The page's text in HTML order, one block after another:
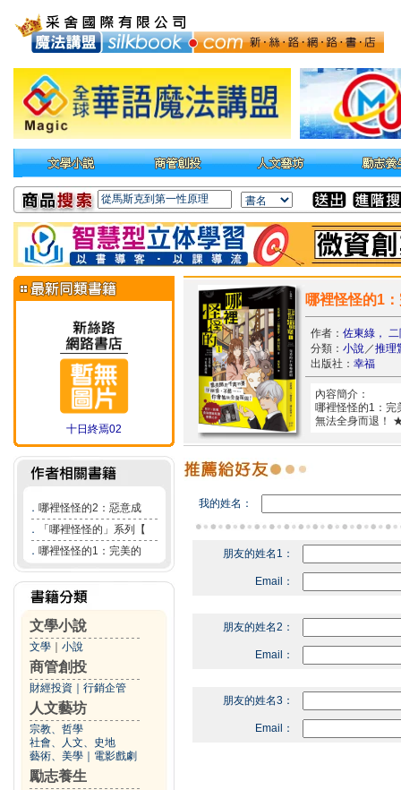
十日終焉02
． 哪裡怪怪的2：惡意成
．
「哪裡怪怪的」系列【
． 哪裡怪怪的1：完美的
文學小說
文學 小說
商管創投
財經投資 行銷企管
人文藝坊
宗教、哲學
社會、人文、史地
藝術、美學
電影戲劇
勵志養生
哪裡怪怪的1
作者： 佐東綠，
分類： 小說／推理
出版社： 幸福
內容簡介：
哪裡怪怪的1：
無法全身而退！
我的姓名：
朋友的姓名1：
Email：
朋友的姓名2：
Email：
朋友的姓名3：
Email：